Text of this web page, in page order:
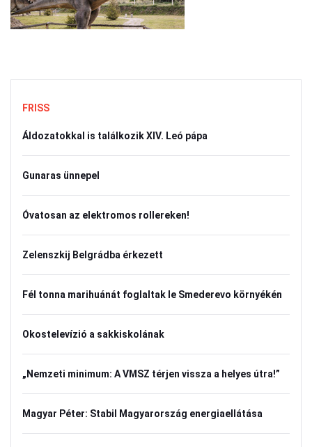
FRISS
Áldozatokkal is találkozik XIV. Leó pápa
Gunaras ünnepel
Óvatosan az elektromos rollereken!
Zelenszkij Belgrádba érkezett
Fél tonna marihuánát foglaltak le Smederevo környékén
Okostelevízió a sakkiskolának
„Nemzeti minimum: A VMSZ térjen vissza a helyes útra!”
Magyar Péter: Stabil Magyarország energiaellátása